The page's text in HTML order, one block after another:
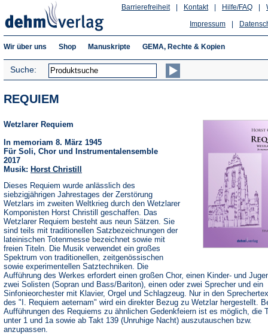
Hilfe/FAQ
Kontakt
Barrierefreiheit
Impressum
Wir über uns Shop Manuskripte GEMA, Rechte & Kopien
Suche:
REQUIEM
Wetzlarer Requiem
In memoriam 8. März 1945
Für Soli, Chor und Instrumentalensemble
2017
Musik: Horst Christill
Dieses Requiem wurde anlässlich des
siebzigjährigen Jahrestages der Zerstörung
Wetzlars im zweiten Weltkrieg durch den Wetzlarer
Komponisten Horst Christill geschaffen. Das
Wetzlarer Requiem besteht aus neun Sätzen. Sie
sind teils mit traditionellen Satzbezeichnungen der
lateinischen Totenmesse bezeichnet sowie mit
freien Titeln. Die Musik verwendet ein großes
Spektrum von traditionellen, zeitgenössischen
sowie experimentellen Satztechniken. Die
Aufführung des Werkes erfordert einen großen Chor, einen Kinder- und
zwei Solisten (Sopran und Bass/Bariton), einen oder zwei Sprecher und ein
Sinfonieorchester mit Klavier, Orgel und Schlagzeug. Nur in den
des "I. Requiem aeternam" wird ein direkter Bezug zu Wetzlar hergestellt.
Aufführungen des Requiems zu ähnlichen Gedenkfeiern ist es möglich, die
unter 1 und 1a sowie ab Takt 139 (Unruhige Nacht) auszutauschen bzw.
anzupassen.